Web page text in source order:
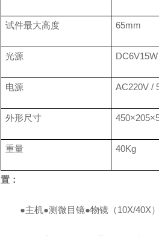
试件最大高度 65mm
光源 DC6V15W
电源 AC220V /
外形尺寸 450×205×
重量 40Kg
置：
●主机●测微目镜●物镜（10X/40X